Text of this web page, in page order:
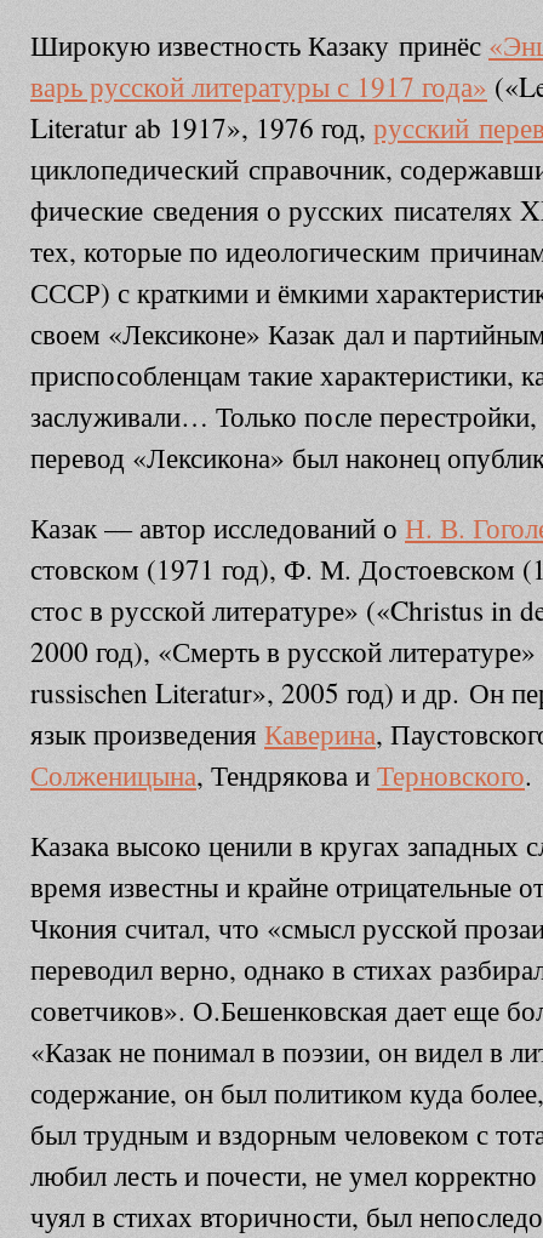
Ши­ро­кую из­вест­ность Казаку при­нёс
варь рус­ской ли­те­ра­ту­ры с 1917 го­да»
Literatur ab 1917», 1976 год, русский
цик­ло­пе­дический спра­воч­ник,
фические све­де­ния о русских пи­са­те­лях
тех, ко­то­рые по идео­ло­гическим
СССР) с крат­ки­ми и ём­ки­ми
своем «Лексиконе» Казак дал и
приспособленцам такие характеристики,
заслуживали… Только после
перевод «Лексикона» был наконец
Казак — ав­тор ис­сле­до­ва­ний о Н. В.
стов­ском (1971 год), Ф. М. Дос­то­ев­ском
стос в рус­ской ли­те­ра­ту­ре» («Christus in
2000 год), «Смерть в рус­ской
russischen Literatur», 2005 год) и др. Он
язык произведения Каверина,
Солженицына, Тендрякова иТерновского.
Казака высоко ценили в кругах западных
время известны и крайне отрицательные
Чкония считал, что «смысл русской
переводил верно, однако в стихах
советчиков». О.Бешенковская дает еще
«Казак не понимал в поэзии, он видел в
содержание, он был политиком куда
был трудным и вздорным человеком с
любил лесть и почести, не умел
чуял в стихах вторичности, был